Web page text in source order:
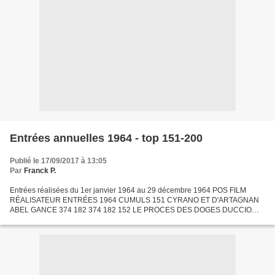
Entrées annuelles 1964 - top 151-200
Publié le 17/09/2017 à 13:05
Par Franck P.
Entrées réalisées du 1er janvier 1964 au 29 décembre 1964 POS FILM
RÉALISATEUR ENTRÉES 1964 CUMULS 151 CYRANO ET D'ARTAGNAN
ABEL GANCE 374 182 374 182 152 LE PROCES DES DOGES DUCCIO
JACQUES POITRENAUD...